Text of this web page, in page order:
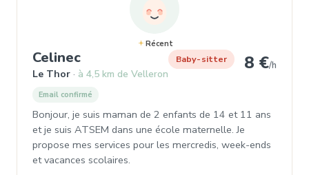
Récent
Celinec, Baby-sitter à Le Thor
Le Thor à 4,5 km de Velleron
Baby-sitter 8 €/h
Email confirmé
Bonjour, je suis maman de 2 enfants de 14 et 11 ans
et je suis ATSEM dans une école maternelle. Je
propose mes services pour les mercredis, week-ends
et vacances scolaires.